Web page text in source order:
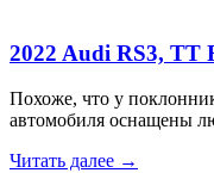
2022 Audi RS3, TT
Похоже, что у
автомобиля оснащены
Читать далее →